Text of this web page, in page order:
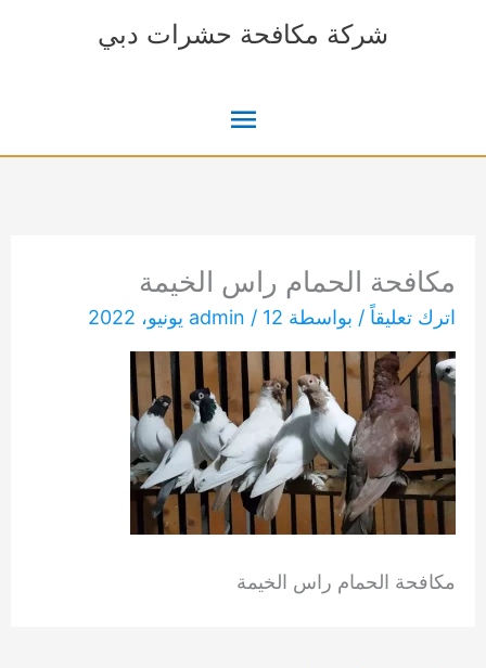
شركة مكافحة حشرات دبي
القائمة
مكافحة الحمام راس الخيمة
اترك تعليقاً / بواسطة admin / 12 يونيو، 2022
مكافحة الحمام راس الخيمة